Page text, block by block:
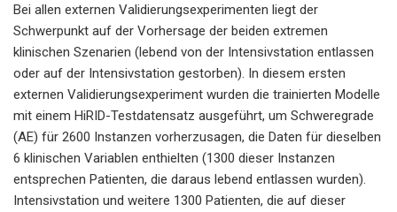
Bei allen externen Validierungsexperimenten liegt der
Schwerpunkt auf der Vorhersage der beiden extremen
klinischen Szenarien (lebend von der Intensivstation entlassen
oder auf der Intensivstation gestorben). In diesem ersten
externen Validierungsexperiment wurden die trainierten Modelle
mit einem HiRID-Testdatensatz ausgeführt, um Schweregrade
(AE) für 2600 Instanzen vorherzusagen, die Daten für dieselben
6 klinischen Variablen enthielten (1300 dieser Instanzen
entsprechen Patienten, die daraus lebend entlassen wurden).
Intensivstation und weitere 1300 Patienten, die auf dieser